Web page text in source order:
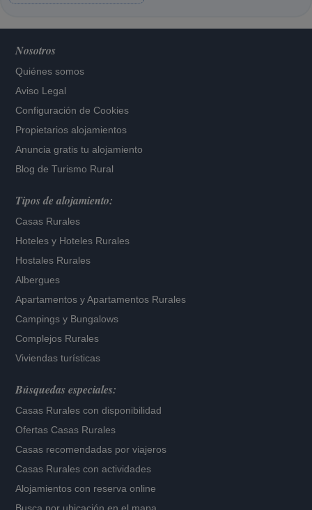
Nosotros
Quiénes somos
Aviso Legal
Configuración de Cookies
Propietarios alojamientos
Anuncia gratis tu alojamiento
Blog de Turismo Rural
Tipos de alojamiento:
Casas Rurales
Hoteles y Hoteles Rurales
Hostales Rurales
Albergues
Apartamentos yApartamentos Rurales
Campings y Bungalows
Complejos Rurales
Viviendas turísticas
Búsquedas especiales:
Casas Rurales con disponibilidad
Ofertas Casas Rurales
Casas recomendadas por viajeros
Casas Rurales con actividades
Alojamientos con reserva online